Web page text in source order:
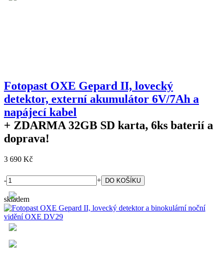
Fotopast OXE Gepard II, lovecký
detektor, externí akumulátor 6V/7Ah a
napájecí kabel
+ ZDARMA 32GB SD karta, 6ks baterií a
doprava!
3 690 Kč
- +
skladem